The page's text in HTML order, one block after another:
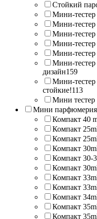
Стойкий
Мини-
Мини-тестер
Мини-
Мини-
Мини-
Мини-
дизайн159
Мини-
стойкие!113
Мини
Мини парфюмерия
Компакт 40
Компакт
Компакт
Компакт
Компакт 30-
Компакт
Компакт
Компакт
Компакт
Компакт
Компакт